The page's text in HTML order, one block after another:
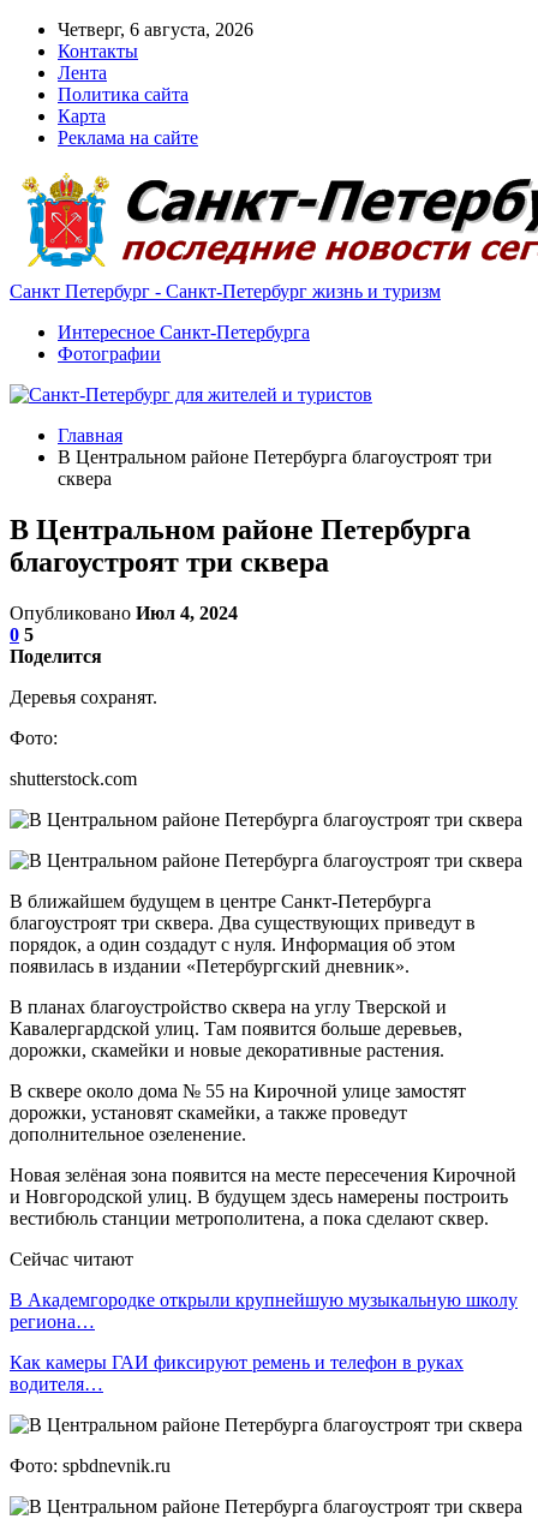
Четверг, 6 августа, 2026
Контакты
Лента
Политика сайта
Карта
Реклама на сайте
Санкт Петербург - Санкт-Петербург жизнь и туризм
Интересное Санкт-Петербурга
Фотографии
Главная
В Центральном районе Петербурга благоустроят три
сквера
В Центральном районе Петербурга
благоустроят три сквера
Опубликовано Июл 4, 2024
0 5
Поделится
Деревья сохранят.
Фото:
shutterstock.com
В ближайшем будущем в центре Санкт-Петербурга
благоустроят три сквера. Два существующих приведут в
порядок, а один создадут с нуля. Информация об этом
появилась в издании «Петербургский дневник».
В планах благоустройство сквера на углу Тверской и
Кавалергардской улиц. Там появится больше деревьев,
дорожки, скамейки и новые декоративные растения.
В сквере около дома № 55 на Кирочной улице замостят
дорожки, установят скамейки, а также проведут
дополнительное озеленение.
Новая зелёная зона появится на месте пересечения Кирочной
и Новгородской улиц. В будущем здесь намерены построить
вестибюль станции метрополитена, а пока сделают сквер.
Сейчас читают
В Академгородке открыли крупнейшую музыкальную школу
региона…
Как камеры ГАИ фиксируют ремень и телефон в руках
водителя…
Фото: spbdnevnik.ru